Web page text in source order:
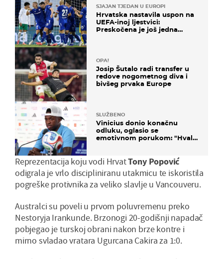
SJAJAN TJEDAN U EUROPI
Hrvatska nastavila uspon na
UEFA-inoj ljestvici:
Preskočena je još jedna
OPA!
Josip Šutalo radi transfer u
redove nogometnog diva i
bivšeg prvaka Europe
SLUŽBENO
Vinicius donio konačnu
odluku, oglasio se
emotivnom porukom: "Hvala
Reprezentacija koju vodi HrvatTony Popović
odigrala je vrlo discipliniranu utakmicu te iskoristila
pogreške protivnika za veliko slavlje u Vancouveru.
Australci su poveli u prvom poluvremenu preko
Nestoryja Irankunde. Brzonogi 20-godišnji napadač
pobjegao je turskoj obrani nakon brze kontre i
mirno svladao vratara Ugurcana Cakira za 1:0.